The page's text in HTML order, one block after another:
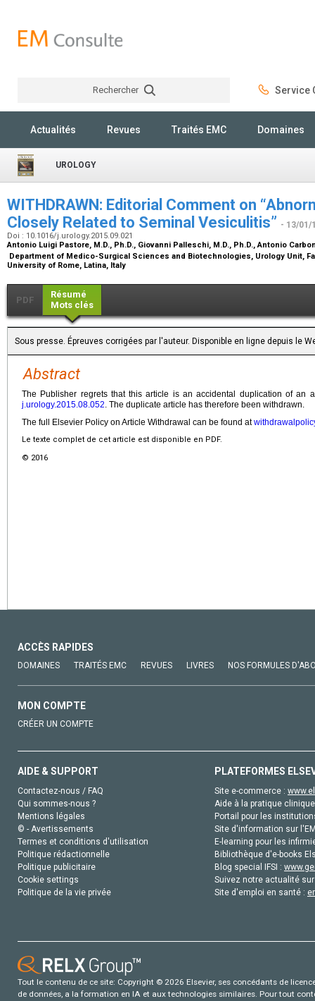
Rechercher Service
Actualités Revues Traités EMC Domaines
UROLOGY
WITHDRAWN: Editorial Comment on
Closely Related to Seminal Vesiculitis” - 13/01/
Doi : 10.1016/j.urology.2015.09.021
Antonio Luigi Pastore, M.D., Ph.D., Giovanni Palleschi, M.D., Ph.D., Antonio
Department of Medico-Surgical Sciences and Biotechnologies, Urology Unit,
University of Rome, Latina, Italy
PDF
Résumé
Mots clés
Sous presse. Épreuves corrigées par l'auteur. Disponible en ligne depuis le
Abstract
The Publisher regrets that this article is an accidental duplication of an
j.urology.2015.08.052 . The duplicate article has therefore been withdrawn.
The full Elsevier Policy on Article Withdrawal can be found at
Le texte complet de cet article est disponible en PDF.
© 2016
ACCÈS RAPIDES
DOMAINES TRAITÉS EMC REVUES LIVRES NOS FORMULES
MON COMPTE
CRÉER UN COMPTE
AIDE & SUPPORT
Contactez-nous / FAQ
Qui sommes-nous ?
Mentions légales
© - Avertissements
Termes et conditions d'utilisation
Politique rédactionnelle
Politique publicitaire
Cookie settings
Politique de la vie privée
PLATEFORMES
Site e-commerce :
Aide à la pratique
Portail pour les
Site d'information sur
E-learning pour les
Bibliothèque d'e-books
Blog special IFSI :
Suivez notre actualité
Site d'emploi en santé :
Tout le contenu de ce site: Copyright © 2026 Elsevier, ses concédants de
de données, a la formation en IA et aux technologies similaires. Pour tout